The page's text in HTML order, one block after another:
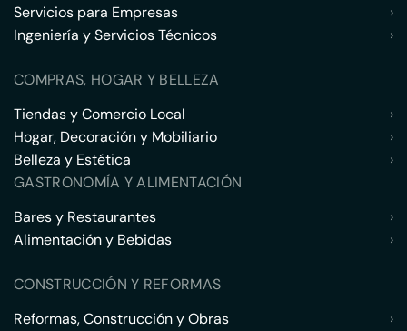
Servicios para Empresas
›
Ingeniería y Servicios Técnicos
›
COMPRAS, HOGAR Y BELLEZA
Tiendas y Comercio Local
›
Hogar, Decoración y Mobiliario
›
Belleza y Estética
›
GASTRONOMÍA Y ALIMENTACIÓN
Bares y Restaurantes
›
Alimentación y Bebidas
›
CONSTRUCCIÓN Y REFORMAS
Reformas, Construcción y Obras
›